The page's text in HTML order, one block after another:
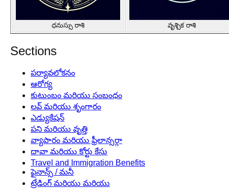
ధనుస్సు రాశి వృశ్చిక రాశి
Sections
పర్యావలోకనం
ఆరోగ్య
కుటుంబం మరియు సంబంధం
లవ్ మరియు శృంగారం
ఎడ్యుకేషన్
పని మరియు వృత్తి
వ్యాపారం మరియు ఫ్రీలాన్సర్గా
దావా మరియు కోర్టు కేసు
Travel and Immigration Benefits
ఫైనాన్స్ / మనీ
ట్రేడింగ్ మరియు మరియు